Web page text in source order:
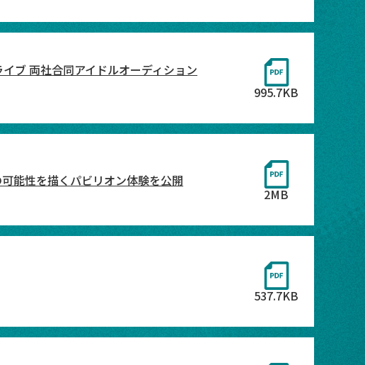
ブ 両社合同アイドルオーディション
995.7KB
能性を描くパビリオン体験を公開
2MB
537.7KB